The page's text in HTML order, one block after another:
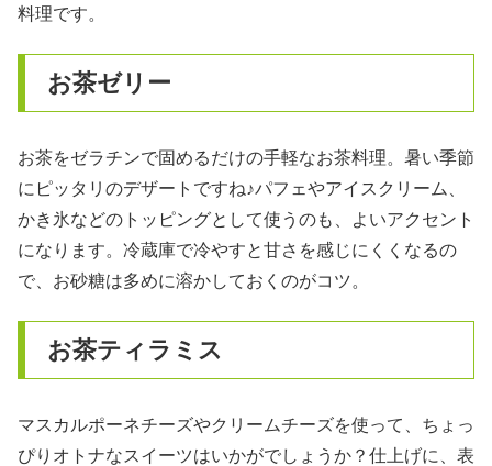
料理です。
お茶ゼリー
お茶をゼラチンで固めるだけの手軽なお茶料理。暑い季節
にピッタリのデザートですね♪パフェやアイスクリーム、
かき氷などのトッピングとして使うのも、よいアクセント
になります。冷蔵庫で冷やすと甘さを感じにくくなるの
で、お砂糖は多めに溶かしておくのがコツ。
お茶ティラミス
マスカルポーネチーズやクリームチーズを使って、ちょっ
ぴりオトナなスイーツはいかがでしょうか？仕上げに、表